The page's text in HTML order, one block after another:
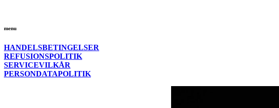
menu
HANDELSBETINGELSER
REFUSIONSPOLITIK
SERVICEVILKÅR
PERSONDATAPOLITIK